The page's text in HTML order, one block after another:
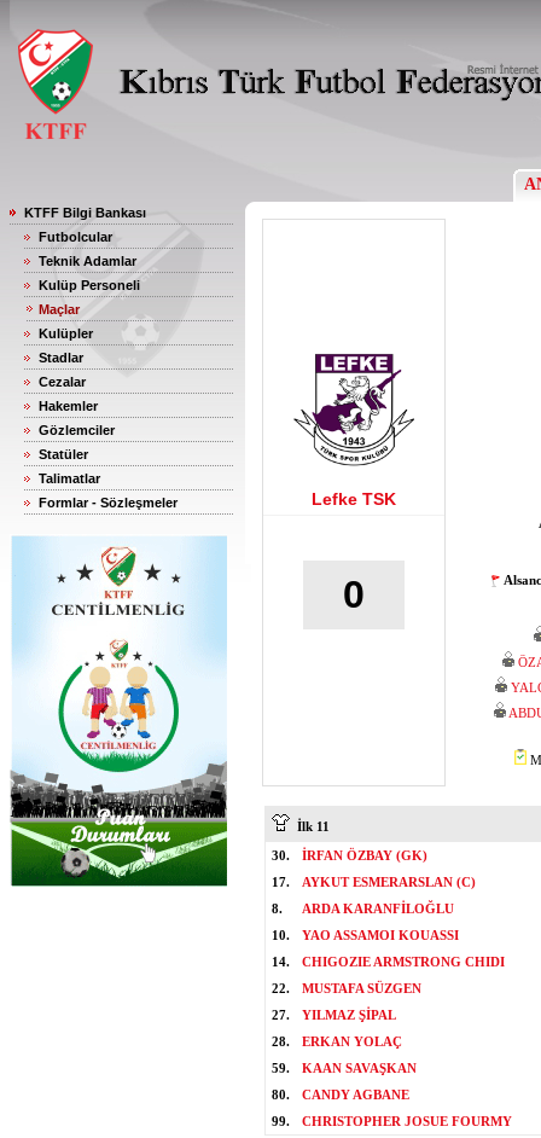
KTFF Bilgi Bankası
Futbolcular
Teknik Adamlar
Kulüp Personeli
Maçlar
Kulüpler
Stadlar
Cezalar
Hakemler
Gözlemciler
Statüler
Talimatlar
Formlar - Sözleşmeler
Lefke TSK
0
İlk 11
30.
İRFAN ÖZBAY (GK)
17.
AYKUT ESMERARSLAN (C)
8.
ARDA KARANFİLOĞLU
10.
YAO ASSAMOI KOUASSI
14.
CHIGOZIE ARMSTRONG CHIDI
22.
MUSTAFA SÜZGEN
27.
YILMAZ ŞİPAL
28.
ERKAN YOLAÇ
59.
KAAN SAVAŞKAN
80.
CANDY AGBANE
99.
CHRISTOPHER JOSUE FOURMY